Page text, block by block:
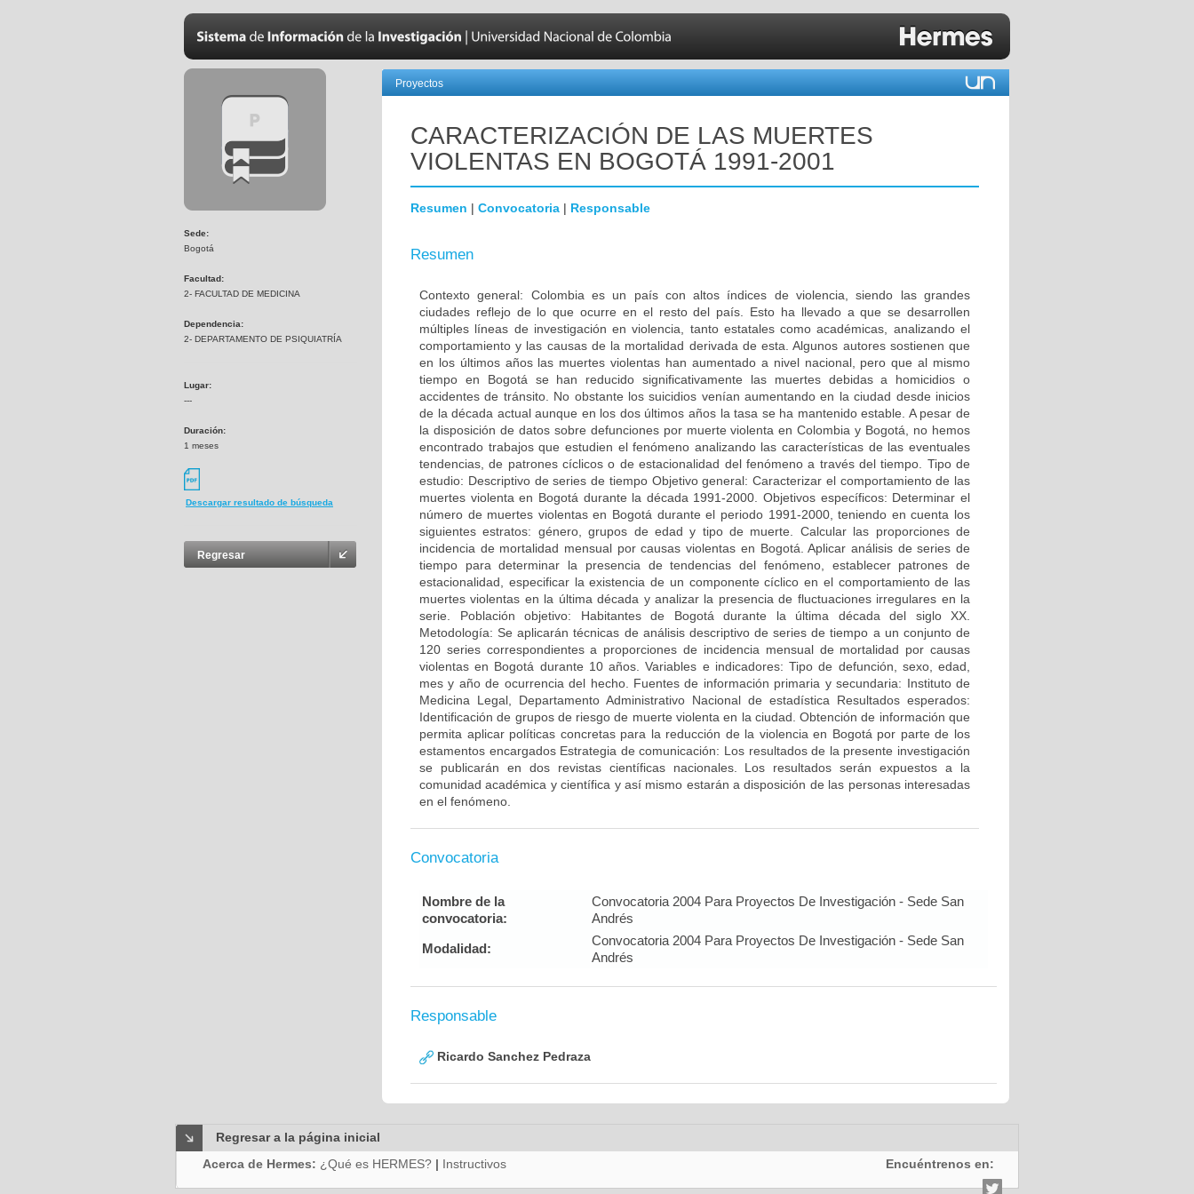
Sede:
Bogotá
Facultad:
2- FACULTAD DE MEDICINA
Dependencia:
2- DEPARTAMENTO DE PSIQUIATRÍA
Lugar:
---
Duración:
1 meses
Descargar resultado de búsqueda
Regresar
Proyectos
CARACTERIZACIÓN DE LAS MUERTES
VIOLENTAS EN BOGOTÁ 1991-2001
Resumen | Convocatoria | Responsable
Resumen
Contexto general: Colombia es un país con altos índices de violencia, siendo las grandes
ciudades reflejo de lo que ocurre en el resto del país. Esto ha llevado a que se desarrollen
múltiples líneas de investigación en violencia, tanto estatales como académicas, analizando el
comportamiento y las causas de la mortalidad derivada de esta. Algunos autores sostienen que
en los últimos años las muertes violentas han aumentado a nivel nacional, pero que al mismo
tiempo en Bogotá se han reducido significativamente las muertes debidas a homicidios o
accidentes de tránsito. No obstante los suicidios venían aumentando en la ciudad desde inicios
de la década actual aunque en los dos últimos años la tasa se ha mantenido estable. A pesar de
la disposición de datos sobre defunciones por muerte violenta en Colombia y Bogotá, no hemos
encontrado trabajos que estudien el fenómeno analizando las características de las eventuales
tendencias, de patrones cíclicos o de estacionalidad del fenómeno a través del tiempo. Tipo de
estudio: Descriptivo de series de tiempo Objetivo general: Caracterizar el comportamiento de las
muertes violenta en Bogotá durante la década 1991-2000. Objetivos específicos: Determinar el
número de muertes violentas en Bogotá durante el periodo 1991-2000, teniendo en cuenta los
siguientes estratos: género, grupos de edad y tipo de muerte. Calcular las proporciones de
incidencia de mortalidad mensual por causas violentas en Bogotá. Aplicar análisis de series de
tiempo para determinar la presencia de tendencias del fenómeno, establecer patrones de
estacionalidad, especificar la existencia de un componente cíclico en el comportamiento de las
muertes violentas en la última década y analizar la presencia de fluctuaciones irregulares en la
serie. Población objetivo: Habitantes de Bogotá durante la última década del siglo XX.
Metodología: Se aplicarán técnicas de análisis descriptivo de series de tiempo a un conjunto de
120 series correspondientes a proporciones de incidencia mensual de mortalidad por causas
violentas en Bogotá durante 10 años. Variables e indicadores: Tipo de defunción, sexo, edad,
mes y año de ocurrencia del hecho. Fuentes de información primaria y secundaria: Instituto de
Medicina Legal, Departamento Administrativo Nacional de estadística Resultados esperados:
Identificación de grupos de riesgo de muerte violenta en la ciudad. Obtención de información que
permita aplicar políticas concretas para la reducción de la violencia en Bogotá por parte de los
estamentos encargados Estrategia de comunicación: Los resultados de la presente investigación
se publicarán en dos revistas científicas nacionales. Los resultados serán expuestos a la
comunidad académica y científica y así mismo estarán a disposición de las personas interesadas
en el fenómeno.
Convocatoria
Nombre de la
convocatoria:
Convocatoria 2004 Para Proyectos De Investigación - Sede San
Andrés
Modalidad:
Convocatoria 2004 Para Proyectos De Investigación - Sede San
Andrés
Responsable
Ricardo Sanchez Pedraza
Regresar a la página inicial
Acerca de Hermes: ¿Qué es HERMES? | Instructivos Encuéntrenos en: